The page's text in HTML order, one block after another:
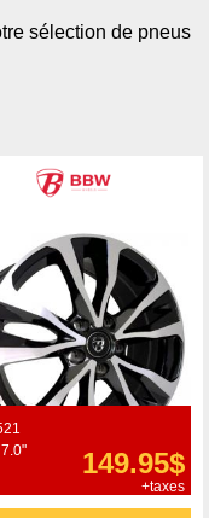
sélection de pneus
149.95$
+taxes